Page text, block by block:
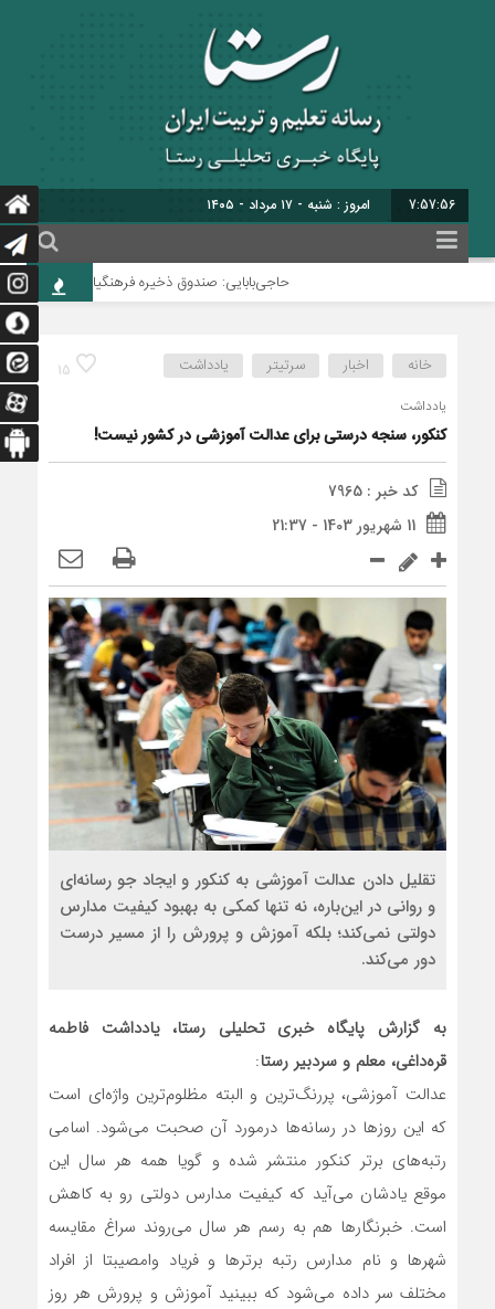
7:57:57 امروز : شنبه - ۱۷ مرداد - ۱۴۰۵
حاجی‌بابایی: صندوق ذخیره فرهنگیان نیازمند یک
15 خانه اخبار سرتیتر یادداشت
یادداشت
کنکور، سنجه‌ درستی برای عدالت آموزشی در کشور نیست!
کد خبر : 7965
11 شهریور 1403 - 21:37
تقلیل دادن عدالت آموزشی به کنکور و ایجاد جو رسانه‌ای
و روانی در این‌باره، نه تنها کمکی به بهبود کیفیت مدارس
دولتی نمی‌کند؛ بلکه آموزش و پرورش را از مسیر درست
دور می‌کند.
به گزارش پایگاه خبری تحلیلی رستا، یادداشت فاطمه
قره‌داغی، معلم و سردبیر رستا:
عدالت آموزشی، پررنگ‌ترین و البته مظلوم‌ترین واژه‌ای است
که این روزها در رسانه‌ها درمورد آن صحبت می‌شود. اسامی
رتبه‌های برتر کنکور منتشر شده و گویا همه هر سال این
موقع یادشان می‌آید که کیفیت مدارس دولتی رو به کاهش
است. خبرنگار‌ها هم به رسم هر سال می‌روند سراغ مقایسه
شهرها و نام مدارس رتبه برتر‌ها و فریاد وامصیبتا از افراد
مختلف سر داده می‌شود که ببینید آموزش و پرورش هر روز